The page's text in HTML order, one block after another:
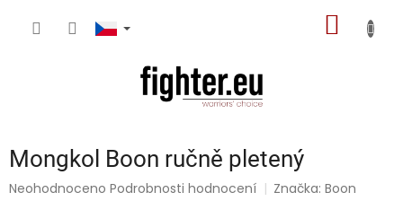
Mongkol Boon ručně pletený
Průměrné
Neohodnoceno Podrobnosti hodnocení Značka:Boon